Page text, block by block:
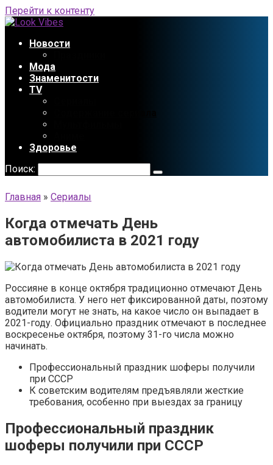
Перейти к контенту
Новости
Мода
Знаменитости
TV
Здоровье
Поиск:
Главная » Сериалы
Когда отмечать День
автомобилиста в 2021 году
Россияне в конце октября традиционно отмечают День
автомобилиста. У него нет фиксированной даты, поэтому
водители могут не знать, на какое число он выпадает в
2021-году. Официально праздник отмечают в последнее
воскресенье октября, поэтому 31-го числа можно
начинать.
Профессиональный праздник шоферы получили
при СССР
К советским водителям предъявляли жесткие
требования, особенно при выездах за границу
Профессиональный праздник
шоферы получили при СССР